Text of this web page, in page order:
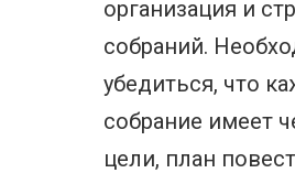
организация и
собраний.
убедиться, что
собрание имеет
цели, план